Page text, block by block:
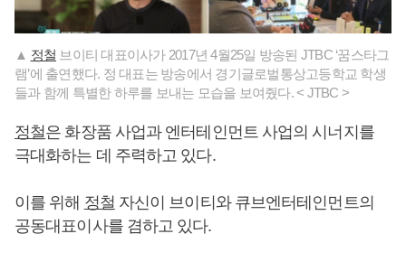
▲ 정철 브이티 대표이사가 2017년 4월25일 방송된 JTBC ‘꿈스타그
램’에 출연했다. 정 대표는 방송에서 경기글로벌통상고등학교 학생
들과 함께 특별한 하루를 보내는 모습을 보여줬다. < JTBC >
정철은 화장품 사업과 엔터테인먼트 사업의 시너지를
극대화하는 데 주력하고 있다.
이를 위해 정철 자신이 브이티와 큐브엔터테인먼트의
공동대표이사를 겸하고 있다.